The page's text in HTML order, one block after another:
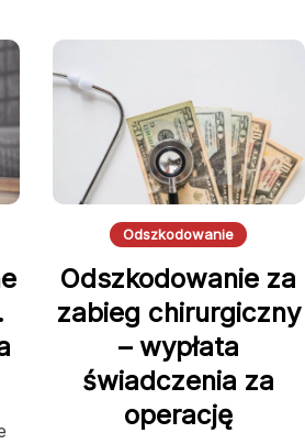
Odszkodowanie
Odszkodowanie za
zabieg chirurgiczny
– wypłata
świadczenia za
operację